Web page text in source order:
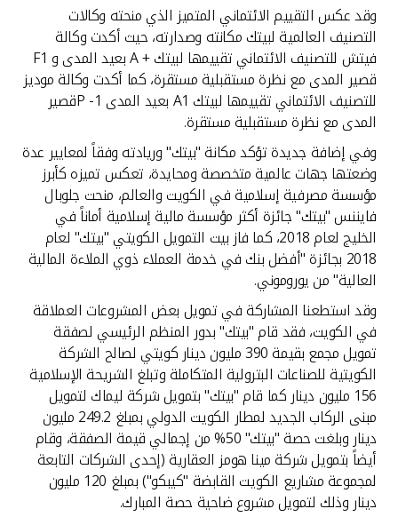
وقد عكس التقييم الائتماني المتميز الذي منحته وكالات
التصنيف العالمية لبيتك مكانته وصدارته، حيث أكدت وكالة
فيتش للتصنيف الائتماني تقييمها لبيتك + A بعيد المدى و F1
قصير المدى مع نظرة مستقبلية مستقرة، كما أكدت وكالة موديز
للتصنيف الائتماني تقييمها لبيتك A1 بعيد المدى P -1قصير
المدى مع نظرة مستقبلية مستقرة.
وفي إضافة جديدة تؤكد مكانة "بيتك" وريادته وفقاً لمعايير عدة
وضعتها جهات عالمية متخصصة ومحايدة، تعكس تميزه كأبرز
مؤسسة مصرفية إسلامية في الكويت والعالم، منحت جلوبال
فايننس "بيتك" جائزة أكثر مؤسسة مالية إسلامية أماناً في
الخليج لعام 2018، كما فاز بيت التمويل الكويتي "بيتك" لعام
2018 بجائزة "أفضل بنك في خدمة العملاء ذوي الملاءة المالية
العالية" من يوروموني.
وقد استطعنا المشاركة في تمويل بعض المشروعات العملاقة
في الكويت، فقد قام "بيتك" بدور المنظم الرئيسي لصفقة
تمويل مجمع بقيمة 390 مليون دينار كويتي لصالح الشركة
الكويتية للصناعات البترولية المتكاملة وتبلغ الشريحة الإسلامية
156 مليون دينار كما قام "بيتك" بتمويل شركة ليماك لتمويل
مبنى الركاب الجديد لمطار الكويت الدولي بمبلغ 249.2 مليون
دينار وبلغت حصة "بيتك" 50% من إجمالي قيمة الصفقة، وقام
أيضاً بتمويل شركة مينا هومز العقارية (إحدى الشركات التابعة
لمجموعة مشاريع الكويت القابضة "كيبكو") بمبلغ 120 مليون
دينار وذلك لتمويل مشروع ضاحية حصة المبارك.